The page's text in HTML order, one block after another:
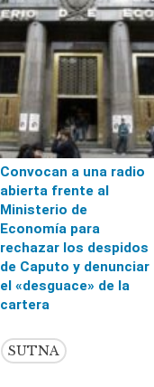
Convocan a una radio
abierta frente al
Ministerio de
Economía para
rechazar los despidos
de Caputo y denunciar
el «desguace» de la
cartera
SUTNA